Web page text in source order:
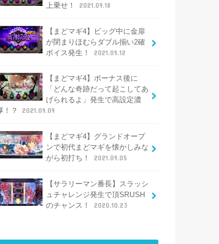
上乗せ！
2021.09.18
【まどマギ4】ビッグ中に金扉
が閉まりほむらダブル揃い2確
ボイス発生！
2021.09.12
【まどマギ4】ボーナス後に
「どんな奇跡だって起こしてあ
げられるよ」発生で高設定濃
！？
2021.09.09
【まどマギ4】グランドオープ
ンで初代まどマギを懐かしみな
がら初打ち！
2021.09.05
【サラリーマン番長】スラッシ
ュチャレンジ発生で頂SRUSH
のチャンス！
2020.10.23